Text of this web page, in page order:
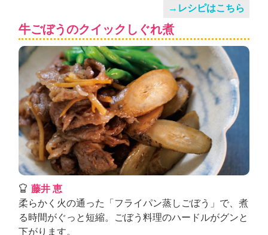
→レシピはこちら
牛ごぼうのクイックしぐれ煮
藤井 恵
柔らかく火の通った「フライパン蒸しごぼう」で、煮
る時間がぐっと短縮。ごぼう料理のハードルがグンと
下がります。